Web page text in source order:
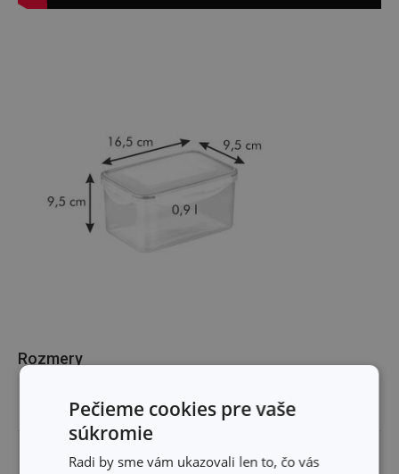
Rozmery
OBJEM (L)
ŠÍRKA PRODUKTU (CM)
Pečieme cookies pre vaše
súkromie
Radi by sme vám ukazovali len to, čo vás